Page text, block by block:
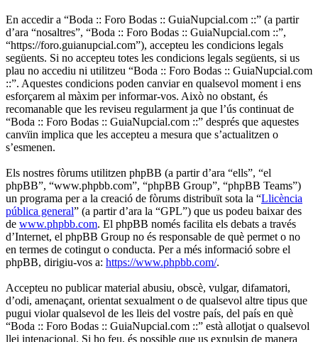
En accedir a “Boda :: Foro Bodas :: GuiaNupcial.com ::” (a partir
d’ara “nosaltres”, “Boda :: Foro Bodas :: GuiaNupcial.com ::”,
“https://foro.guianupcial.com”), accepteu les condicions legals
següents. Si no accepteu totes les condicions legals següents, si us
plau no accediu ni utilitzeu “Boda :: Foro Bodas :: GuiaNupcial.com
::”. Aquestes condicions poden canviar en qualsevol moment i ens
esforçarem al màxim per informar-vos. Això no obstant, és
recomanable que les reviseu regularment ja que l’ús continuat de
“Boda :: Foro Bodas :: GuiaNupcial.com ::” després que aquestes
canvïin implica que les accepteu a mesura que s’actualitzen o
s’esmenen.
Els nostres fòrums utilitzen phpBB (a partir d’ara “ells”, “el
phpBB”, “www.phpbb.com”, “phpBB Group”, “phpBB Teams”)
un programa per a la creació de fòrums distribuït sota la “Llicència
pública general” (a partir d’ara la “GPL”) que us podeu baixar des
de www.phpbb.com. El phpBB només facilita els debats a través
d’Internet, el phpBB Group no és responsable de què permet o no
en termes de cotingut o conducta. Per a més informació sobre el
phpBB, dirigiu-vos a: https://www.phpbb.com/.
Accepteu no publicar material abusiu, obscè, vulgar, difamatori,
d’odi, amenaçant, orientat sexualment o de qualsevol altre tipus que
pugui violar qualsevol de les lleis del vostre país, del país en què
“Boda :: Foro Bodas :: GuiaNupcial.com ::” està allotjat o qualsevol
llei intenacional. Si ho feu, és possible que us expulsin de manera